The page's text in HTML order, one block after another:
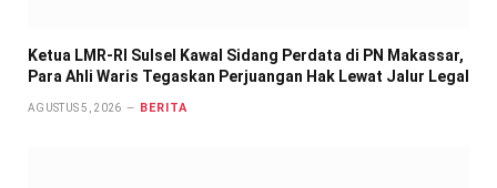
Ketua LMR-RI Sulsel Kawal Sidang Perdata di PN Makassar,
Para Ahli Waris Tegaskan Perjuangan Hak Lewat Jalur Legal
AGUSTUS 5, 2026 BERITA